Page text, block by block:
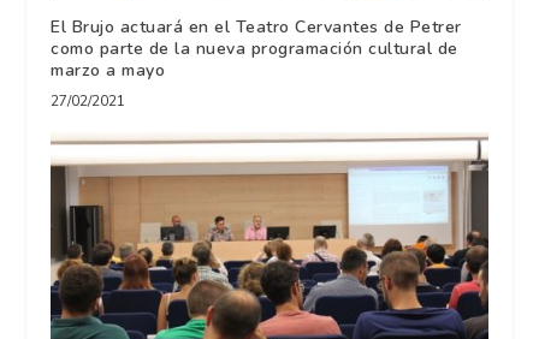
El Brujo actuará en el Teatro Cervantes de Petrer
como parte de la nueva programación cultural de
marzo a mayo
27/02/2021